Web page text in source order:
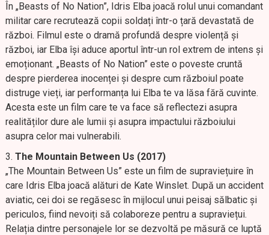
În „Beasts of No Nation”, Idris Elba joacă rolul unui comandant
militar care recrutează copii soldați într-o țară devastată de
război. Filmul este o dramă profundă despre violență și
război, iar Elba își aduce aportul într-un rol extrem de intens și
emoționant. „Beasts of No Nation” este o poveste cruntă
despre pierderea inocenței și despre cum războiul poate
distruge vieți, iar performanța lui Elba te va lăsa fără cuvinte.
Acesta este un film care te va face să reflectezi asupra
realităților dure ale lumii și asupra impactului războiului
asupra celor mai vulnerabili.
The Mountain Between Us (2017)
„The Mountain Between Us” este un film de supraviețuire în
care Idris Elba joacă alături de Kate Winslet. După un accident
aviatic, cei doi se regăsesc în mijlocul unui peisaj sălbatic și
periculos, fiind nevoiți să colaboreze pentru a supraviețui.
Relația dintre personajele lor se dezvoltă pe măsură ce luptă